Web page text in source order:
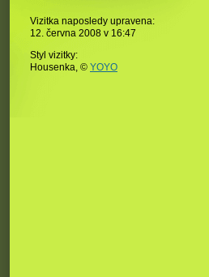
Vizitka naposledy upravena:
12. června 2008 v 16:47
Styl vizitky:
Housenka, © YOYO